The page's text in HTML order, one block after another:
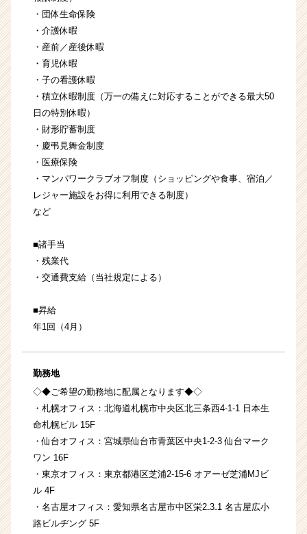
・団体生命保険
・介護休暇
・産前／産後休暇
・育児休暇
・⼦の看護休暇
・積⽴休暇制度（万⼀の備えに対応することができる最⼤50
⽇の特別休暇）
・財形貯蓄制度
・慶弔⾒舞⾦制度
・医療保険
・マンパワークラブオフ制度（ショッピングや⾷事、宿泊／
レジャー施設をお得に利⽤できる制度）
など
■諸手当
・残業代
・交通費支給（当社規定による）
■昇給
年1回（4月）
勤務地
◇◆ご希望の勤務地に配属となります◆◇
・札幌オフィス：北海道札幌市中央区北三条西4-1-1 日本生
命札幌ビル 15F
・仙台オフィス：宮城県仙台市青葉区中央1-2-3 仙台マーク
ワン 16F
・東京オフィス：東京都港区芝浦2-15-6 オアーゼ芝浦MJビ
ル 4F
・名古屋オフィス：愛知県名古屋市中区栄2₋3₋1 名古屋広小
路ビルヂング 5F